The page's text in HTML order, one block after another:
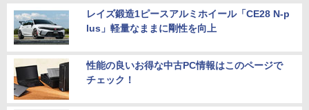
レイズ鍛造1ピースアルミホイール「CE28 N-p
lus」軽量なままに剛性を向上
性能の良いお得な中古PC情報はこのページで
チェック！